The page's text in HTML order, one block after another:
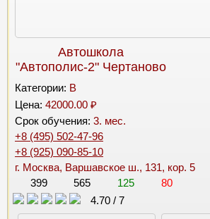
Автошкола
"Автополис-2" Чертаново
Категории: B
Цена: 42000.00 ₽
Срок обучения: 3. мес.
+8 (495) 502-47-96
+8 (925) 090-85-10
г. Москва, Варшавское ш., 131, кор. 5
399
565 125
80
4.70 / 7